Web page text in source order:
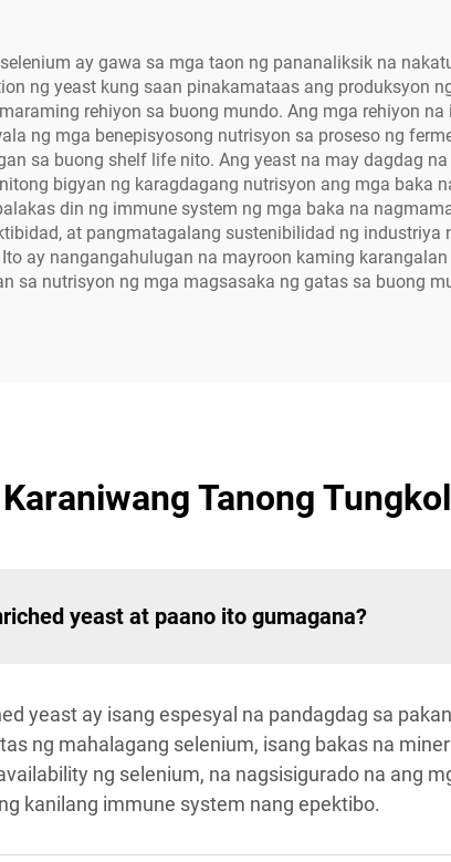
ay gawa sa mga taon ng pananaliksik na
ng yeast kung saan pinakamataas ang produksyon
rehiyon sa buong mundo. Ang mga rehiyon
ng mga benepisyosong nutrisyon sa proseso ng
sa buong shelf life nito. Ang yeast na may dagdag
bigyan ng karagdagang nutrisyon ang mga
din ng immune system ng mga baka na
at pangmatagalang sustenibilidad ng
ay nangangahulugan na mayroon kaming
sa nutrisyon ng mga magsasaka ng gatas sa buong
Tanong
yeast at paano ito gumagana?
yeast ay isang espesyal na pandagdag sa
ng mahalagang selenium, isang bakas na
ng selenium, na nagsisigurado na ang
kanilang immune system nang epektibo.